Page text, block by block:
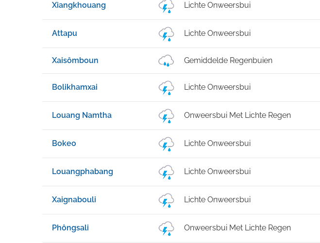
Xiangkhouang Lichte Onweersbui
Attapu Lichte Onweersbui
Xaisômboun Gemiddelde Regenbuien
Bolikhamxai Lichte Onweersbui
Louang Namtha Onweersbui Met Lichte Regen
Bokeo Lichte Onweersbui
Louangphabang Lichte Onweersbui
Xaignabouli Lichte Onweersbui
Phôngsali Onweersbui Met Lichte Regen